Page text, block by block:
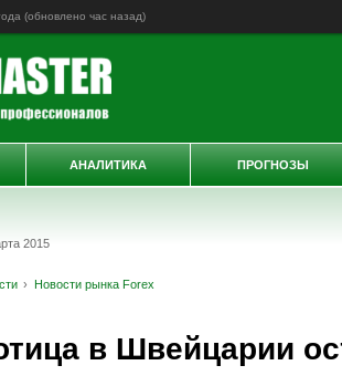
(обновлено час назад)
2015
Новости рынка Forex
в Швейцарии
АНАЛИТИКА ПРОГНОЗЫ